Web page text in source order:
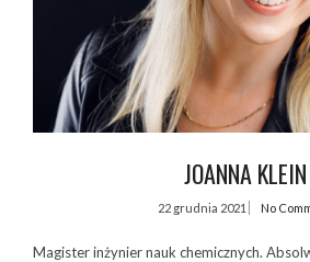
JOANNA KLEIN
22 grudnia 2021 No
Magister inżynier nauk chemicznych.